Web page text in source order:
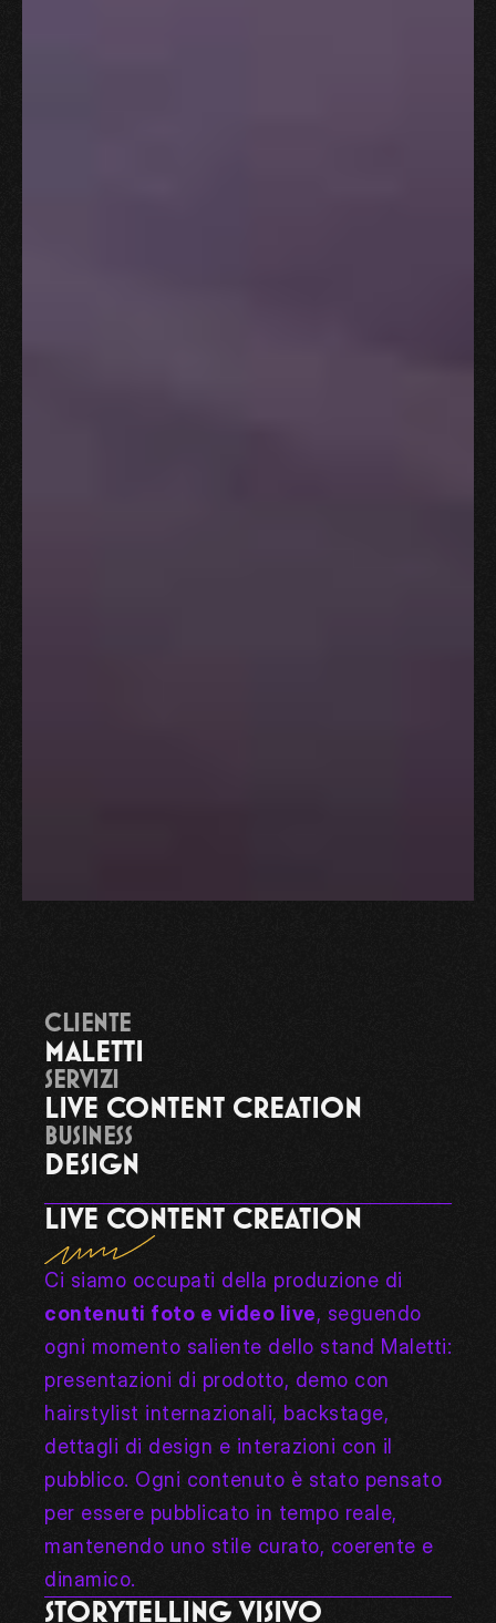
CLIENTE
MALETTI
SERVIZI
LIVE CONTENT CREATION
BUSINESS
DESIGN
LIVE CONTENT CREATION
contenuti foto e video live, seguendo
ogni momento saliente dello stand Maletti:
presentazioni di prodotto, demo con
hairstylist internazionali, backstage,
dettagli di design e interazioni con il
pubblico. Ogni contenuto è stato pensato
per essere pubblicato in tempo reale,
mantenendo uno stile curato, coerente e
dinamico.
STORYTELLING VISIVO